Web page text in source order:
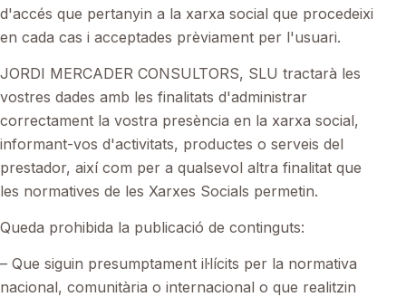
d'accés que pertanyin a la xarxa social que procedeixi
en cada cas i acceptades prèviament per l'usuari.
JORDI MERCADER CONSULTORS, SLU tractarà les
vostres dades amb les finalitats d'administrar
correctament la vostra presència en la xarxa social,
informant-vos d'activitats, productes o serveis del
prestador, així com per a qualsevol altra finalitat que
les normatives de les Xarxes Socials permetin.
Queda prohibida la publicació de continguts:
– Que siguin presumptament il·lícits per la normativa
nacional, comunitària o internacional o que realitzin